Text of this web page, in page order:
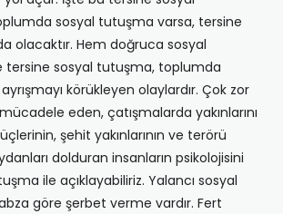
sosyal tutuşma varsa, tersine
olacaktır. Hem doğruca sosyal
sosyal tutuşma, toplumda
körükleyen olaylardır. Çok zor
eden, çatışmalarda yakınlarını
şehit yakınlarının ve terörü
dolduran insanların psikolojisini
ile açıklayabiliriz. Yalancı sosyal
göre şerbet verme vardır. Fert